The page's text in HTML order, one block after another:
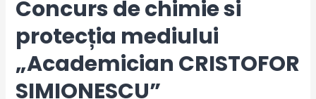
Concurs de chimie si
protecția mediului
„Academician CRISTOFOR
SIMIONESCU”